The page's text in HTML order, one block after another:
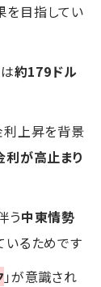
を目指してい
約179ドル
上昇を背景
利が高止まり
う中東情勢
いるためです
」が意識され